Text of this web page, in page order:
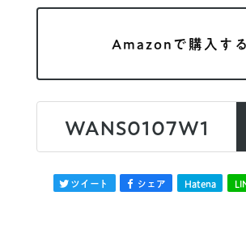
Amazonで購入する
WANS0107W1
ツイート シェア Hatena